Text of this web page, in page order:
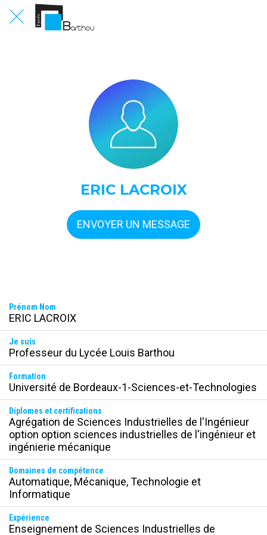
ERIC LACROIX
ENVOYER UN MESSAGE
Prénom Nom
ERIC LACROIX
Je suis
Professeur du Lycée Louis Barthou
Formation
Université de Bordeaux-1-Sciences-et-Technologies
Diplomes et certifications
Agrégation de Sciences Industrielles de l'Ingénieur
option option sciences industrielles de l'ingénieur et
ingénierie mécanique
Domaines de compétence
Automatique, Mécanique, Technologie et
Informatique
Expérience
Enseignement de Sciences Industrielles de